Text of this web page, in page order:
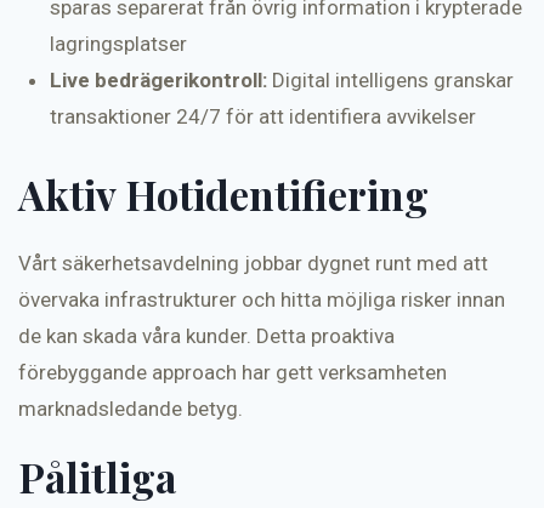
sparas separerat från övrig information i krypterade
lagringsplatser
Live bedrägerikontroll:Digital intelligens granskar
transaktioner 24/7 för att identifiera avvikelser
Aktiv Hotidentifiering
Vårt säkerhetsavdelning jobbar dygnet runt med att
övervaka infrastrukturer och hitta möjliga risker innan
de kan skada våra kunder. Detta proaktiva
förebyggande approach har gett verksamheten
marknadsledande betyg.
Pålitliga